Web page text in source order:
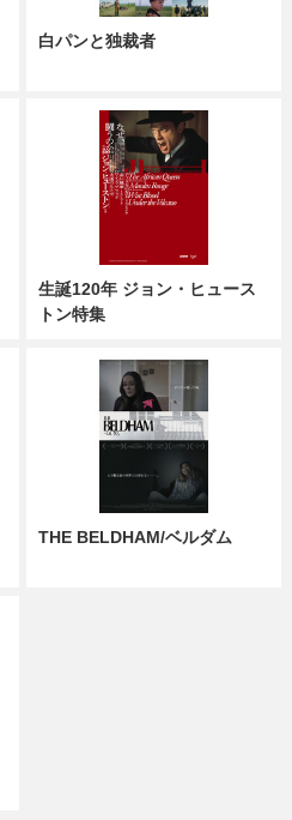
白パンと独裁者
生誕120年 ジョン・ヒュース
トン特集
THE BELDHAM/ベルダム